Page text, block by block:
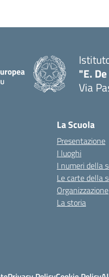
"E.
Via
La Scuola
Presentazione
I luoghi
I numeri della
Le carte della
Organizzazione
La storia